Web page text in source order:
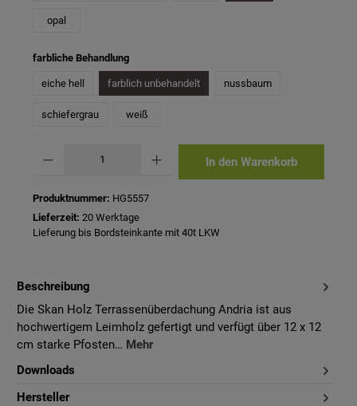
opal
farbliche Behandlungauswählen
eiche hell farblich unbehandelt nussbaum
schiefergrau weiß
In den Warenkorb
Produktnummer: HG5557
Lieferzeit: 20 Werktage
Lieferung bis Bordsteinkante mit 40t LKW
Beschreibung
Die Skan Holz Terrassenüberdachung Andria ist aus
hochwertigem Leimholz gefertigt und verfügt über 12 x 12
cm starke Pfosten… Mehr
Downloads
Hersteller